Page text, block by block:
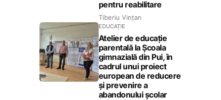
pentru reabilitare
Tiberiu Vințan
EDUCAȚIE
Atelier de educație
parentală la Școala
gimnazială din Pui, în
cadrul unui proiect
european de reducere
și prevenire a
abandonului școlar